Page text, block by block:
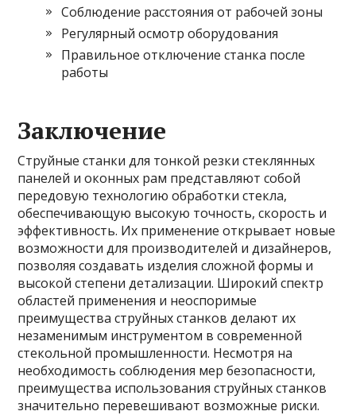
Соблюдение расстояния от рабочей зоны
Регулярный осмотр оборудования
Правильное отключение станка после
работы
Заключение
Струйные станки для тонкой резки стеклянных
панелей и оконных рам представляют собой
передовую технологию обработки стекла,
обеспечивающую высокую точность, скорость и
эффективность. Их применение открывает новые
возможности для производителей и дизайнеров,
позволяя создавать изделия сложной формы и
высокой степени детализации. Широкий спектр
областей применения и неоспоримые
преимущества струйных станков делают их
незаменимым инструментом в современной
стекольной промышленности. Несмотря на
необходимость соблюдения мер безопасности,
преимущества использования струйных станков
значительно перевешивают возможные риски.